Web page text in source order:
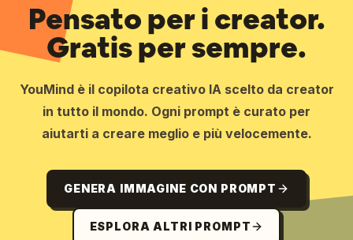
Pensato per i creator.
Gratis per sempre.
YouMind è il copilota creativo IA scelto da creator
in tutto il mondo. Ogni prompt è curato per
aiutarti a creare meglio e più velocemente.
GENERA IMMAGINE CON PROMPT
ESPLORA ALTRI PROMPT